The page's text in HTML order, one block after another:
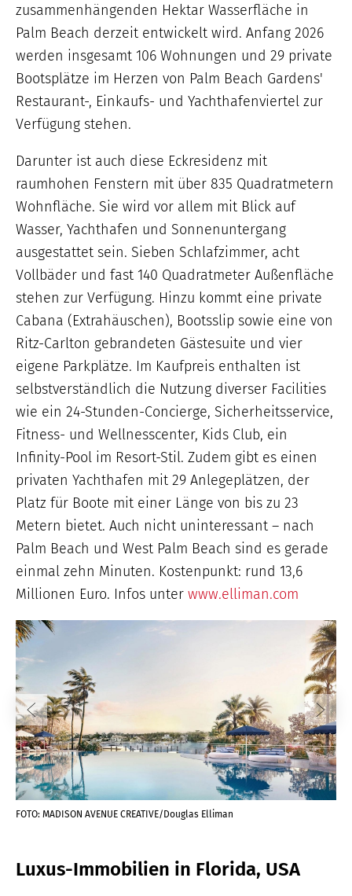
zusammenhängenden Hektar Wasserfläche in
Palm Beach derzeit entwickelt wird. Anfang 2026
werden insgesamt 106 Wohnungen und 29 private
Bootsplätze im Herzen von Palm Beach Gardens'
Restaurant-, Einkaufs- und Yachthafenviertel zur
Verfügung stehen.
Darunter ist auch diese Eckresidenz mit
raumhohen Fenstern mit über 835 Quadratmetern
Wohnfläche. Sie wird vor allem mit Blick auf
Wasser, Yachthafen und Sonnenuntergang
ausgestattet sein. Sieben Schlafzimmer, acht
Vollbäder und fast 140 Quadratmeter Außenfläche
stehen zur Verfügung. Hinzu kommt eine private
Cabana (Extrahäuschen), Bootsslip sowie eine von
Ritz-Carlton gebrandeten Gästesuite und vier
eigene Parkplätze. Im Kaufpreis enthalten ist
selbstverständlich die Nutzung diverser Facilities
wie ein 24-Stunden-Concierge, Sicherheitsservice,
Fitness- und Wellnesscenter, Kids Club, ein
Infinity-Pool im Resort-Stil. Zudem gibt es einen
privaten Yachthafen mit 29 Anlegeplätzen, der
Platz für Boote mit einer Länge von bis zu 23
Metern bietet. Auch nicht uninteressant – nach
Palm Beach und West Palm Beach sind es gerade
einmal zehn Minuten. Kostenpunkt: rund 13,6
Millionen Euro. Infos unter www.elliman.com
FOTO: MADISON AVENUE CREATIVE/Douglas Elliman
Luxus-Immobilien in Florida, USA